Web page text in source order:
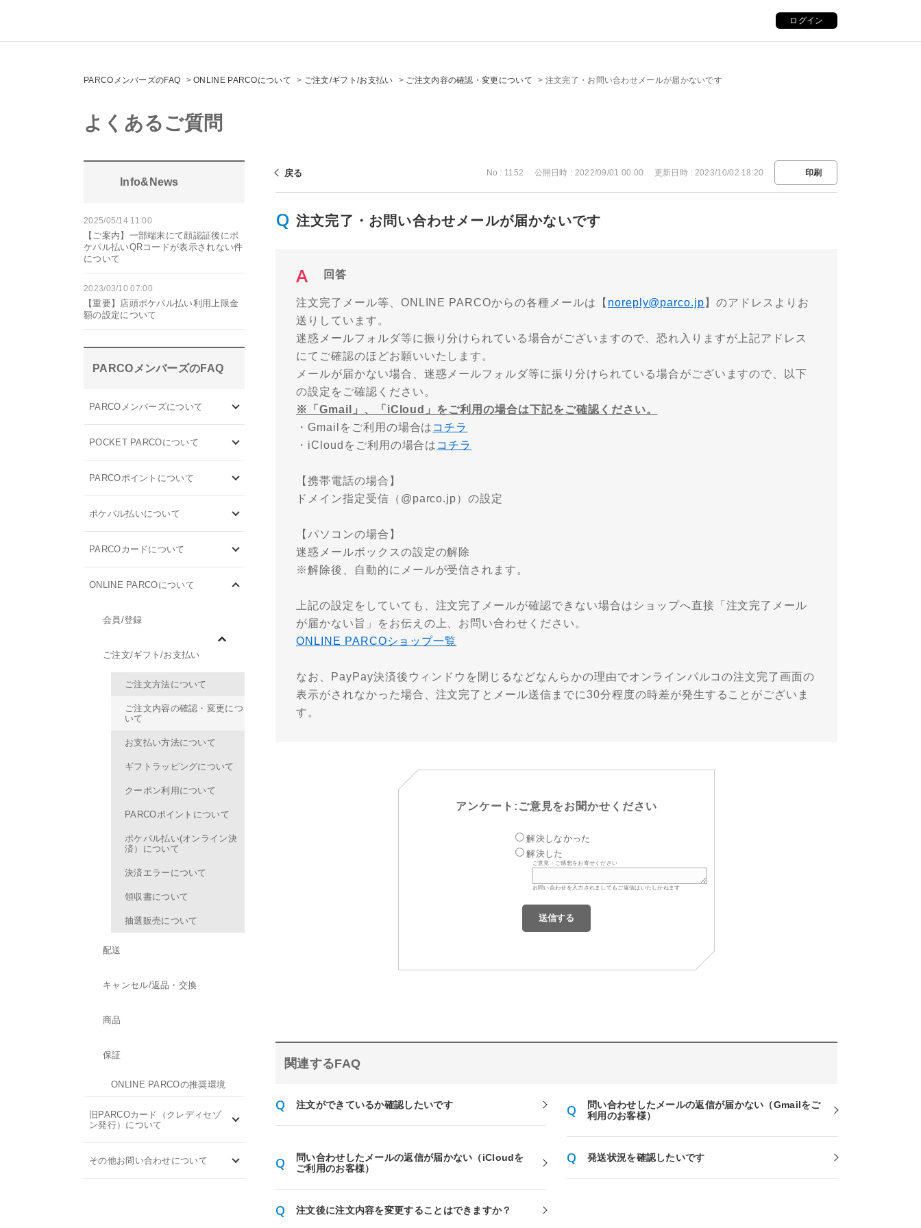
ログイン
PARCOメンバーズのFAQ >ONLINE PARCOについて > ご注文/ギフト/お支払い > ご注文内容の確認・変更について > 注文完了・お問い合わせメールが届かないです
よくあるご質問
Info&News
2025/05/14 11:00
【ご案内】一部端末にて顔認証後にポ
ケパル払いQRコードが表示されない件
について
2023/03/10 07:00
【重要】店頭ポケパル払い利用上限金
額の設定について
PARCOメンバーズのFAQ
PARCOメンバーズについて
POCKET PARCOについて
PARCOポイントについて
ポケパル払いについて
PARCOカードについて
ONLINE PARCOについて
会員/登録
ご注文/ギフト/お支払い
ご注文方法について
ご注文内容の確認・変更につ
いて
お支払い方法について
ギフトラッピングについて
クーポン利用について
PARCOポイントについて
ポケパル払い(オンライン決
済）について
決済エラーについて
領収書について
抽選販売について
配送
キャンセル/返品・交換
商品
保証
ONLINE PARCOの推奨環境
旧PARCOカード（クレディセゾ
ン発行）について
その他お問い合わせについて
戻る No : 1152 公開日時 : 2022/09/01 00:00 更新日時 : 2023/10/02 18:20 印刷
注文完了・お問い合わせメールが届かないです
回答
注文完了メール等、ONLINE PARCOからの各種メールは【 noreply@parco.jp 】のアドレスよりお
送りしています。
迷惑メールフォルダ等に振り分けられている場合がございますので、恐れ入りますが上記アドレス
にてご確認のほどお願いいたします。
メールが届かない場合、迷惑メールフォルダ等に振り分けられている場合がございますので、以下
の設定をご確認ください。
※「Gmail」、「iCloud」をご利用の場合は下記をご確認ください。
・Gmailをご利用の場合は コチラ
・iCloudをご利用の場合は コチラ
【携帯電話の場合】
ドメイン指定受信（@parco.jp）の設定
【パソコンの場合】
迷惑メールボックスの設定の解除
※解除後、自動的にメールが受信されます。
上記の設定をしていても、注文完了メールが確認できない場合はショップへ直接「注文完了メール
が届かない旨」をお伝えの上、お問い合わせください。
ONLINE PARCOショップ一覧
なお、PayPay決済後ウィンドウを閉じるなどなんらかの理由でオンラインパルコの注文完了画面の
表示がされなかった場合、注文完了とメール送信までに30分程度の時差が発生することがございま
す。
アンケート:ご意見をお聞かせください
解決しなかった
解決した
ご意見・ご感想をお寄せください
お問い合わせを入力されましてもご返信はいたしかねます
関連するFAQ
注文ができているか確認したいです
問い合わせしたメールの返信が届かない（Gmailをご
利用のお客様）
問い合わせしたメールの返信が届かない（iCloudを
ご利用のお客様）
発送状況を確認したいです
注文後に注文内容を変更することはできますか？